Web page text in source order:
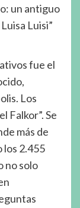
un antiguo
Luisi”
fue el
Los
Falkor”. Se
más de
los 2.455
no solo